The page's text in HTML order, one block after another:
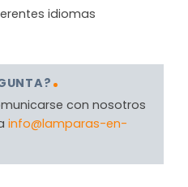
idiomas
con nosotros
info@lamparas-en-